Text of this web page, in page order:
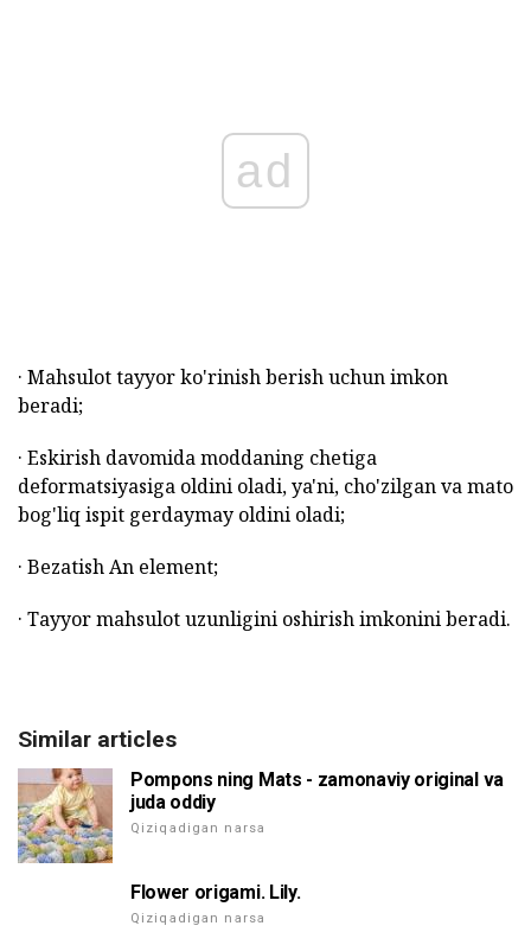
ad
· Mahsulot tayyor ko'rinish berish uchun imkon
beradi;
· Eskirish davomida moddaning chetiga
deformatsiyasiga oldini oladi, ya'ni, cho'zilgan va mato
bog'liq ispit gerdaymay oldini oladi;
· Bezatish An element;
· Tayyor mahsulot uzunligini oshirish imkonini beradi.
Similar articles
Pompons ning Mats - zamonaviy original va
juda oddiy
Qiziqadigan narsa
Flower origami. Lily.
Qiziqadigan narsa